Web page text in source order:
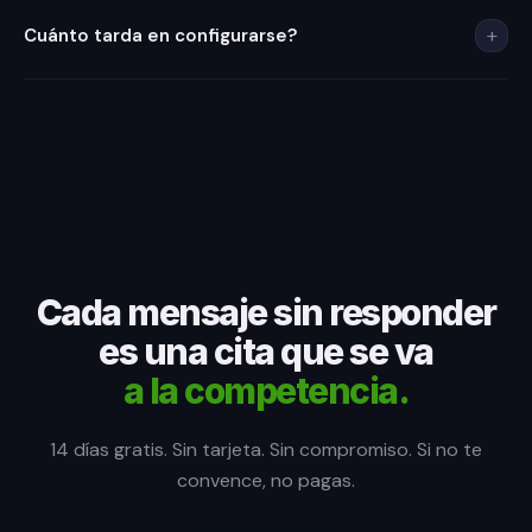
respuesta se incorpora automáticamente al conocimiento
Cuánto tarda en configurarse? +
Cada mensaje sin responder
es una cita que se va
a la competencia.
14 días gratis. Sin tarjeta. Sin compromiso. Si no te
convence, no pagas.